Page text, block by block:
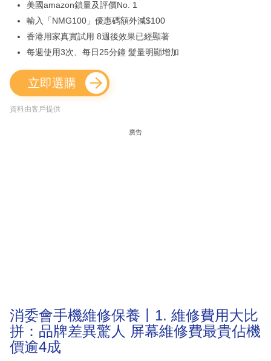
美國amazon鎖量及評價No. 1
輸入「NMG100」優惠碼額外減$100
香港用家真實試用 8週後效果已經顯著
每週使用3次、每日25分鐘 髮量明顯增加
立即選購
資料由客戶提供
廣告
消委會手機維修保養丨1. 維修費用大比
拼：品牌差異驚人 屏幕維修費最貴佔機
價逾4成